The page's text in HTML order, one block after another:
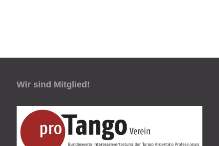
Wir sind Mitglied!